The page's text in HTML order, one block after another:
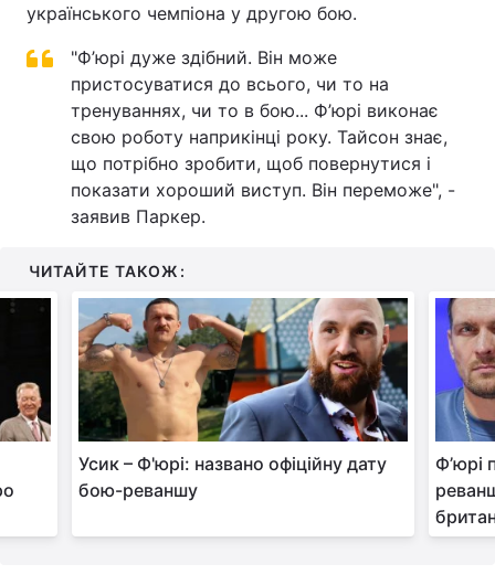
Зброя Інциденти
Здоров'я Туризм
Цікавинки Погода
Лонгріди
Відео з Youtube Статті
Інтерв'ю Думки
Архів Вакансії
Контакти
Послуги
українського чемпіона у другою бою.
"Ф’юрі дуже здібний. Він може
пристосуватися до всього, чи то на
тренуваннях, чи то в бою... Ф’юрі виконає
свою роботу наприкінці року. Тайсон знає,
що потрібно зробити, щоб повернутися і
показати хороший виступ. Він переможе", -
заявив Паркер.
ЧИТАЙТЕ ТАКОЖ:
Усик – Ф'юрі: названо офіційну дату
бою-реваншу
Ф’юрі